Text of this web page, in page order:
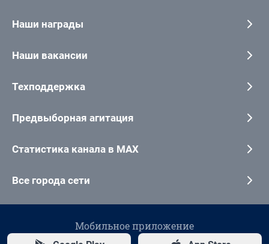
Наши награды
Наши вакансии
Техподдержка
Предвыборная агитация
Статистика канала в MAX
Все города сети
Мобильное приложение